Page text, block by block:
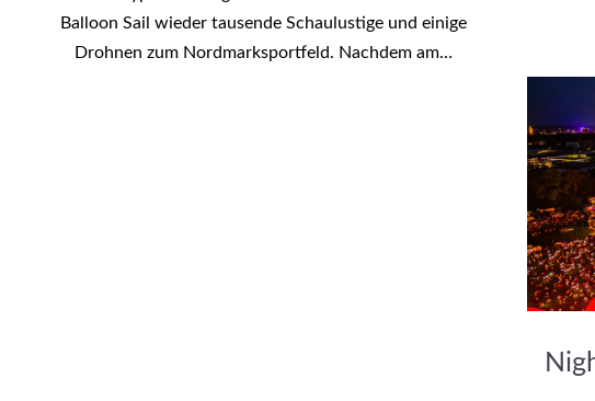
Balloon Sail wieder tausende Schaulustige und einige
Drohnen zum Nordmarksportfeld. Nachdem am…